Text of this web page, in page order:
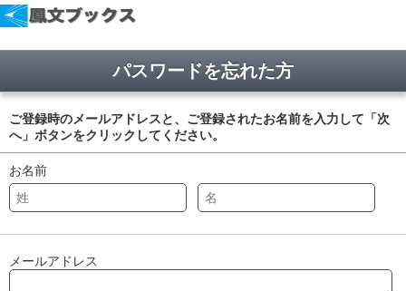
パスワードを忘れた方
ご登録時のメールアドレスと、ご登録されたお名前を入力して「次
へ」ボタンをクリックしてください。
お名前
メールアドレス